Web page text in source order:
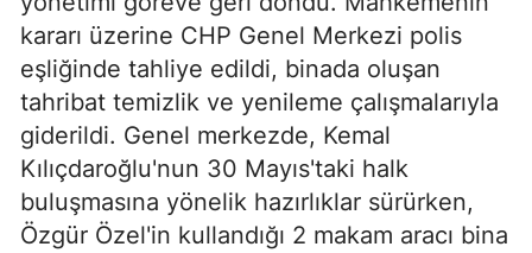
kararı üzerine CHP Genel Merkezi polis
eşliğinde tahliye edildi, binada oluşan
tahribat temizlik ve yenileme çalışmalarıyla
giderildi. Genel merkezde, Kemal
Kılıçdaroğlu'nun 30 Mayıs'taki halk
buluşmasına yönelik hazırlıklar sürürken,
Özgür Özel'in kullandığı 2 makam aracı bina